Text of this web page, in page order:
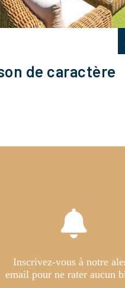
de caractère
Inscrivez-vous à notre
email pour ne rater aucun